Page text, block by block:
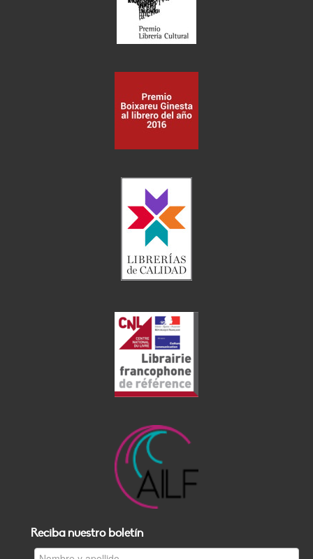
Reciba nuestro boletín